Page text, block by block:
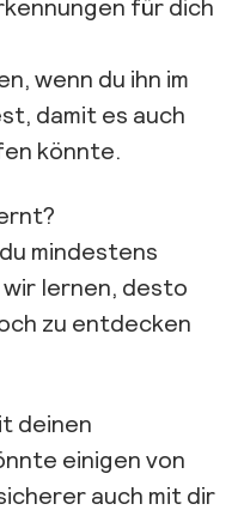
für dich
wenn du ihn im
damit es auch
könnte.
mindestens
wir lernen, desto
zu entdecken
deinen
einigen von
auch mit dir